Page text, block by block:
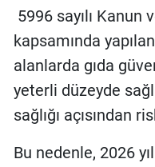
5996 sayılı Kanun
kapsamında
alanlarda gıda
yeterli düzeyde
sağlığı açısından
Bu nedenle, 2026